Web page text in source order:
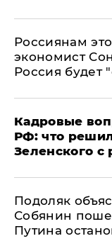
Россиянам
экономист
Россия будет
Кадровые
РФ: что
Зеленского с
Подоляк
Собянин
Путина